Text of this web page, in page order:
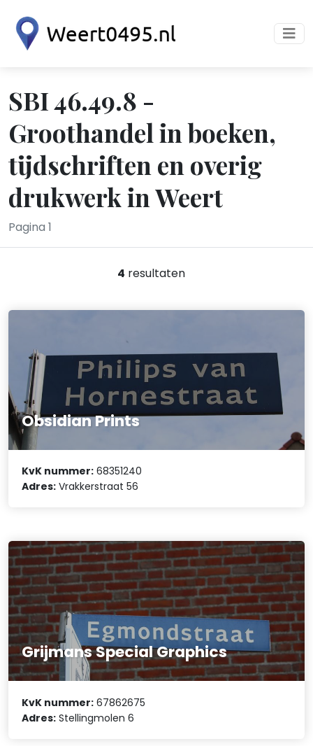
SBI 46.49.8 -
Groothandel in boeken,
tijdschriften en overig
drukwerk in Weert
Pagina 1
4 resultaten
Obsidian Prints
KvK nummer: 68351240
Adres: Vrakkerstraat 56
Grijmans Special Graphics
KvK nummer: 67862675
Adres: Stellingmolen 6